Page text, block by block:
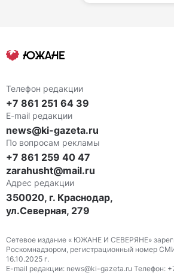
Телефон редакции
+7 861 251 64 39
E-mail редакции
news@ki-gazeta.ru
По вопросам рекламы
+7 861 259 40 47
zarahusht@mail.ru
Адрес редакции
350020, г. Краснодар,
ул.Северная, 279
Сетевое издание « ЮЖАНЕ И СЕВЕРЯНЕ»
Роскомнадзором, регистрационный номер
16.10.2025 г.
E-mail редакции: news@ki-gazeta.ru Телефон: